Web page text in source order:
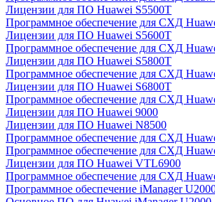
Лицензии для ПО Huawei S5500T
Программное обеспечение для СХД
Лицензии для ПО Huawei S5600T
Программное обеспечение для СХД
Лицензии для ПО Huawei S5800T
Программное обеспечение для СХД
Лицензии для ПО Huawei S6800T
Программное обеспечение для СХД
Лицензии для ПО Huawei 9000
Лицензии для ПО Huawei N8500
Программное обеспечение для СХД
Программное обеспечение для СХД
Лицензии для ПО Huawei VTL6900
Программное обеспечение для СХД
Программное обеспечение iManager